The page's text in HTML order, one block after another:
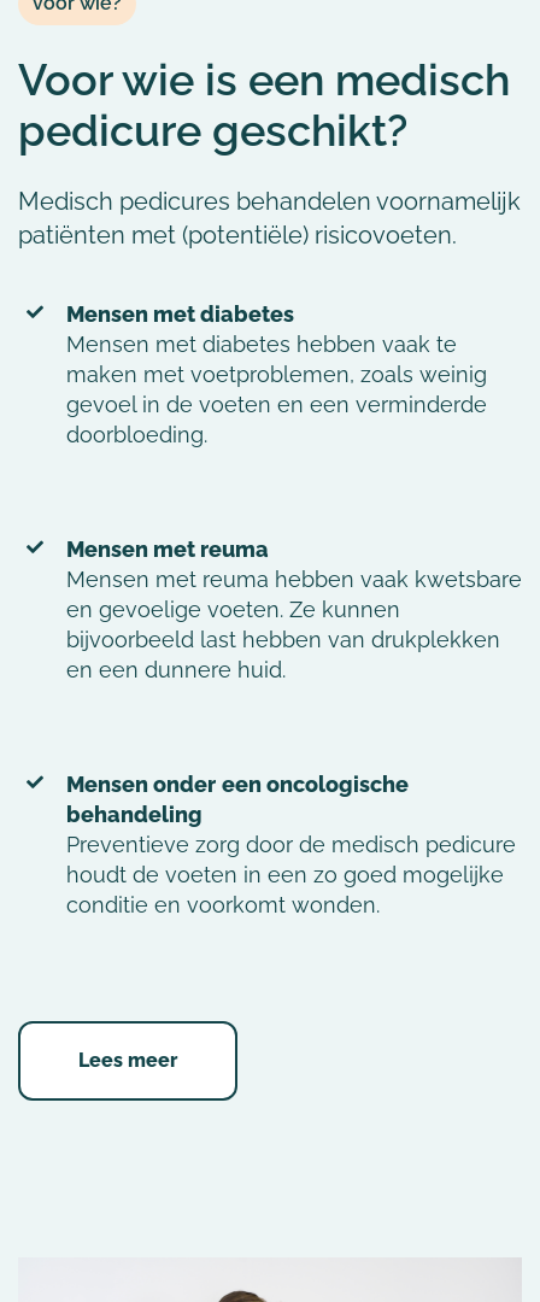
Voor wie is een medisch
pedicure geschikt?
Medisch pedicures behandelen voornamelijk
patiënten met (potentiële) risicovoeten.
Mensen met diabetes
Mensen met diabetes hebben vaak te
maken met voetproblemen, zoals weinig
gevoel in de voeten en een verminderde
doorbloeding.
Mensen met reuma
Mensen met reuma hebben vaak kwetsbare
en gevoelige voeten. Ze kunnen
bijvoorbeeld last hebben van drukplekken
en een dunnere huid.
Mensen onder een oncologische
behandeling
Preventieve zorg door de medisch pedicure
houdt de voeten in een zo goed mogelijke
conditie en voorkomt wonden.
Lees meer